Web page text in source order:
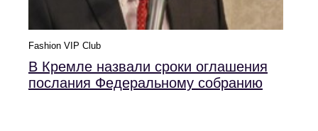
Fashion VIP Club
В Кремле назвали сроки оглашения
послания Федеральному собранию